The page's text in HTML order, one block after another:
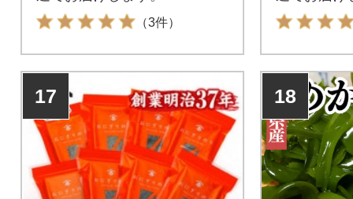
（3件）
17 18